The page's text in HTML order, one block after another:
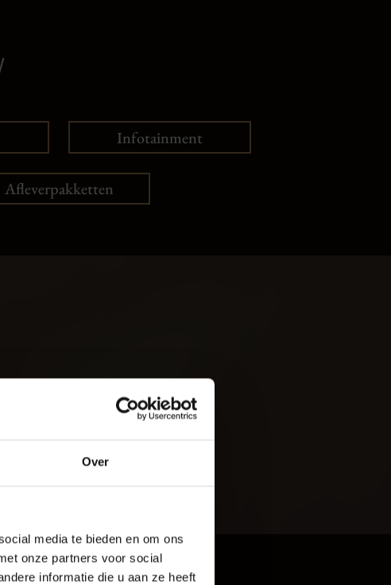
Over
media te bieden en om ons
onze partners voor social
informatie die u aan ze heeft
Infotainment
Afleverpakketten
De Baaij